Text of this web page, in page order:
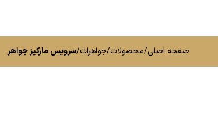
صفحه اصلی/محصولات/جواهرات/سرویس مارکیز جواهر